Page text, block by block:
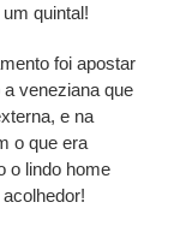
quintal!
foi apostar
veneziana que
e na
o que era
o lindo home